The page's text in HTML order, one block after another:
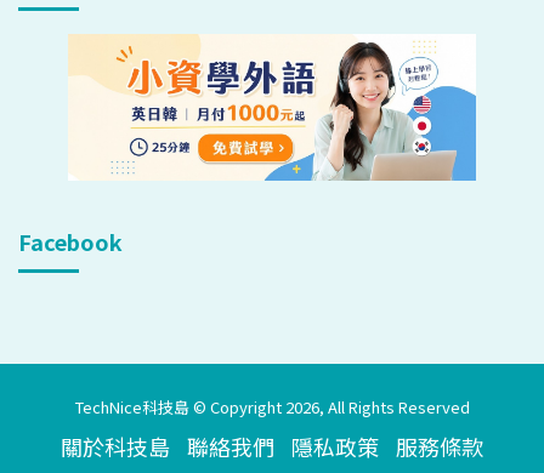
Facebook
TechNice科技島 © Copyright 2026, All Rights Reserved
關於科技島 聯絡我們 隱私政策 服務條款